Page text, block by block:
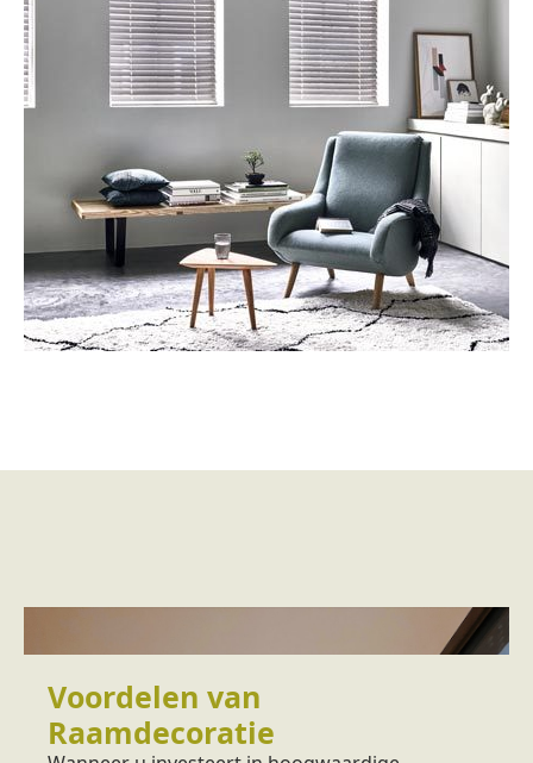
Voordelen van
Raamdecoratie